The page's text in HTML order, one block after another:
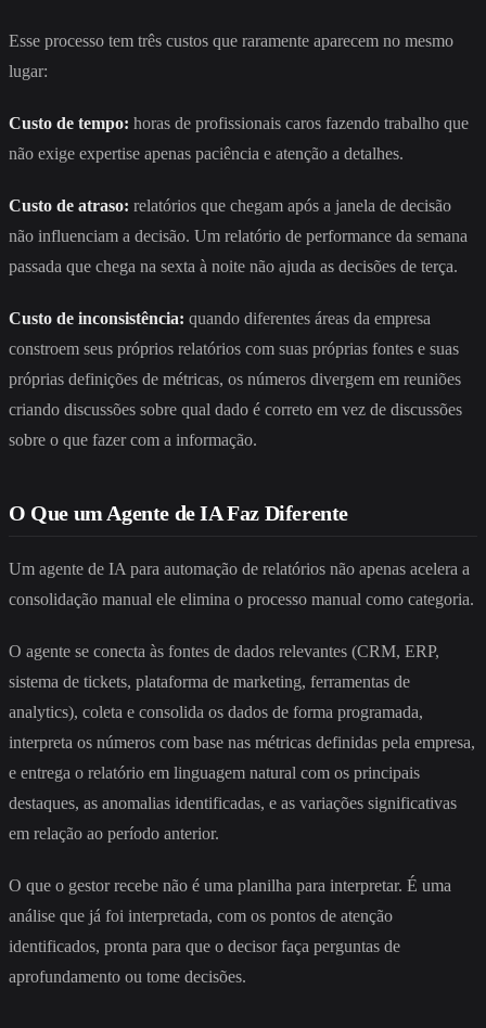
Esse processo tem três custos que raramente aparecem no mesmo
lugar:
Custo de tempo: horas de profissionais caros fazendo trabalho que
não exige expertise apenas paciência e atenção a detalhes.
Custo de atraso: relatórios que chegam após a janela de decisão
não influenciam a decisão. Um relatório de performance da semana
passada que chega na sexta à noite não ajuda as decisões de terça.
Custo de inconsistência: quando diferentes áreas da empresa
constroem seus próprios relatórios com suas próprias fontes e suas
próprias definições de métricas, os números divergem em reuniões
criando discussões sobre qual dado é correto em vez de discussões
sobre o que fazer com a informação.
O Que um Agente de IA Faz Diferente
Um agente de IA para automação de relatórios não apenas acelera a
consolidação manual ele elimina o processo manual como categoria.
O agente se conecta às fontes de dados relevantes (CRM, ERP,
sistema de tickets, plataforma de marketing, ferramentas de
analytics), coleta e consolida os dados de forma programada,
interpreta os números com base nas métricas definidas pela empresa,
e entrega o relatório em linguagem natural com os principais
destaques, as anomalias identificadas, e as variações significativas
em relação ao período anterior.
O que o gestor recebe não é uma planilha para interpretar. É uma
análise que já foi interpretada, com os pontos de atenção
identificados, pronta para que o decisor faça perguntas de
aprofundamento ou tome decisões.